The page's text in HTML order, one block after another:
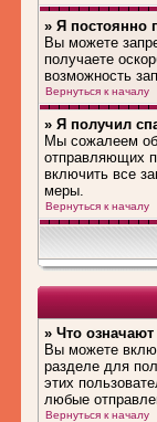
» Я постоянно
Вы можете
получаете
возможность
Вернуться к началу
» Я получил
Мы сожалеем об
отправляющих
включить все
меры.
Вернуться к началу
» Что
Вы можете
разделе для
этих
любые
Вернуться к началу